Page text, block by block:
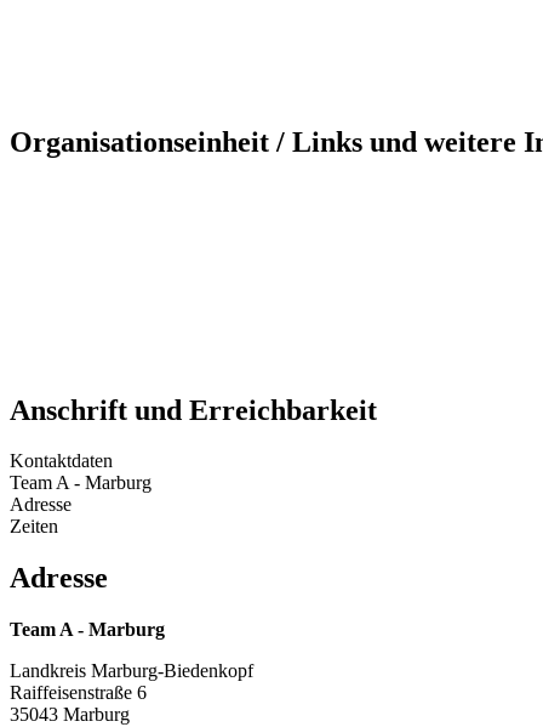
Organisationseinheit / Links und weitere
Anschrift und Erreichbarkeit
Kontaktdaten
Team A - Marburg
Adresse
Zeiten
Adresse
Team A - Marburg
Landkreis Marburg-Biedenkopf
Raiffeisenstraße 6
35043 Marburg